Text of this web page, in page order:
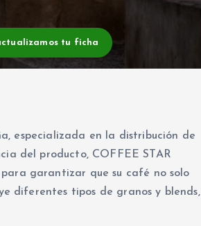
tu ficha
especializada en la distribución de
del producto, COFFEE STAR
garantizar que su café no solo
diferentes tipos de granos y blends,